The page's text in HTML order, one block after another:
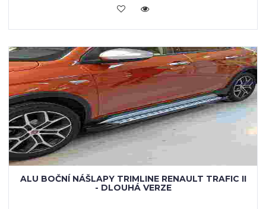
KOUPIT
ALU BOČNÍ NÁŠLAPY TRIMLINE RENAULT TRAFIC II
- DLOUHÁ VERZE